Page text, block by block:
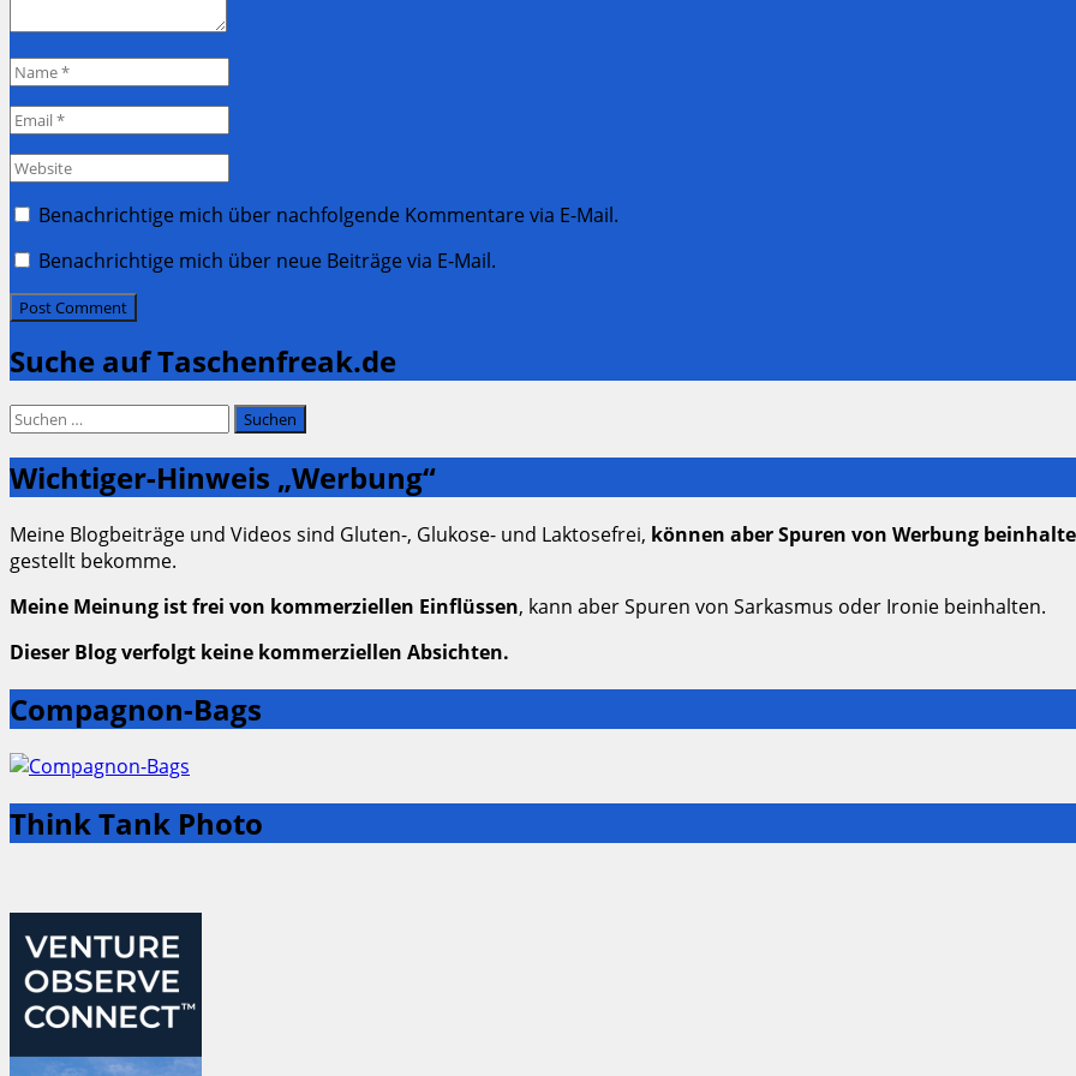
Name
Email
Website
Benachrichtige mich über nachfolgende Kommentare via E-Mail.
Benachrichtige mich über neue Beiträge via E-Mail.
Suche auf Taschenfreak.de
Suchen
Wichtiger-Hinweis „Werbung“
Meine Blogbeiträge und Videos sind Gluten-, Glukose- und Laktosefrei, können aber Spuren von Werbung
gestellt bekomme.
Meine Meinung ist frei von kommerziellen Einflüssen, kann aber Spuren von Sarkasmus oder Ironie beinhalten.
Dieser Blog verfolgt keine kommerziellen Absichten.
Compagnon-Bags
Think Tank Photo